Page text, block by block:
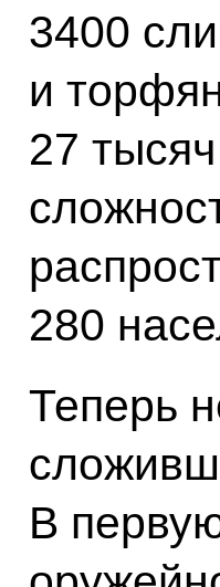
3400
и
27
280
Теперь
В